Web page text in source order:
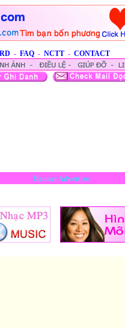
- FAQ - NCTT - CONTACT
Banner Advertise